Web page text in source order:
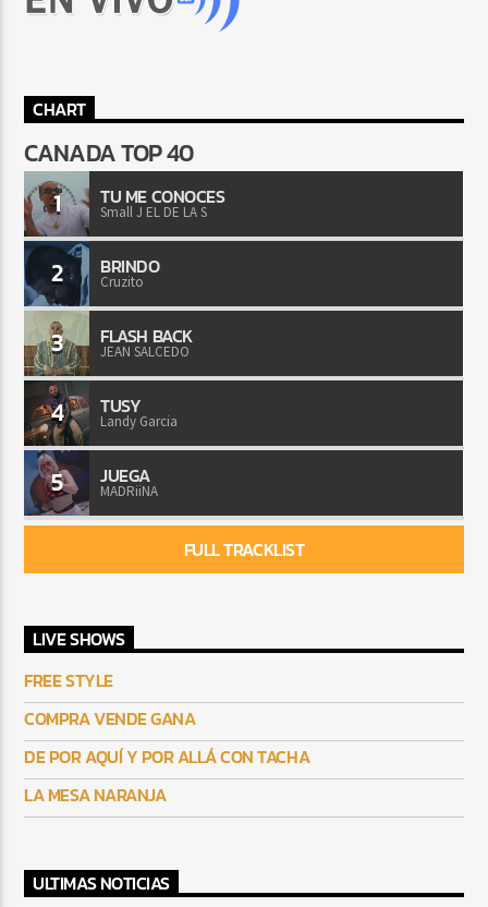
CHART
CANADA TOP 40
1 TU ME CONOCES
Small J EL DE LA S
2 BRINDO
Cruzito
3 FLASH BACK
JEAN SALCEDO
4 TUSY
Landy Garcia
5 JUEGA
MADRiiNA
FULL TRACKLIST
LIVE SHOWS
FREE STYLE
COMPRA VENDE GANA
DE POR AQUÍ Y POR ALLÁ CON TACHA
LA MESA NARANJA
ULTIMAS NOTICIAS